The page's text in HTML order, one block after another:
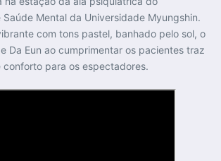
Mental da Universidade Myungshin.
com tons pastel, banhado pelo sol, o
Da Eun ao cumprimentar os pacientes traz
conforto para os espectadores.